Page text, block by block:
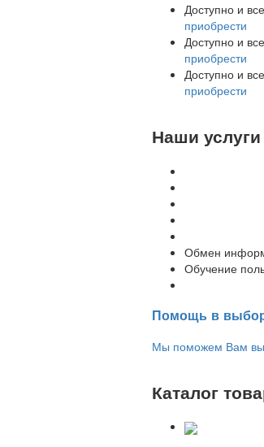
Доступно и
приобрести
Доступно и
приобрести
Доступно и
приобрести
Наши услуги
Обмен
Обучение
Помощь в
Мы поможем Вам
Каталог